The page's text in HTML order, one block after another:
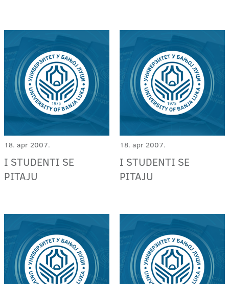
18. apr 2007.
I STUDENTI SE
PITAJU
18. apr 2007.
I STUDENTI SE
PITAJU